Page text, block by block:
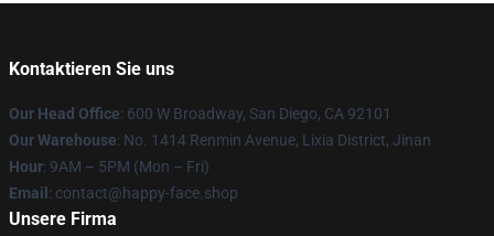
Kontaktieren Sie uns
Our Head Office: 600 W Broadway, San Diego, CA 92101
Our Warehouse: No. 1414 Renmin Avenue, Lixia District, Jinan
Hour: 9AM – 5PM (Mon – Fri)
Email : contact@happy-face.shop
Unsere Firma